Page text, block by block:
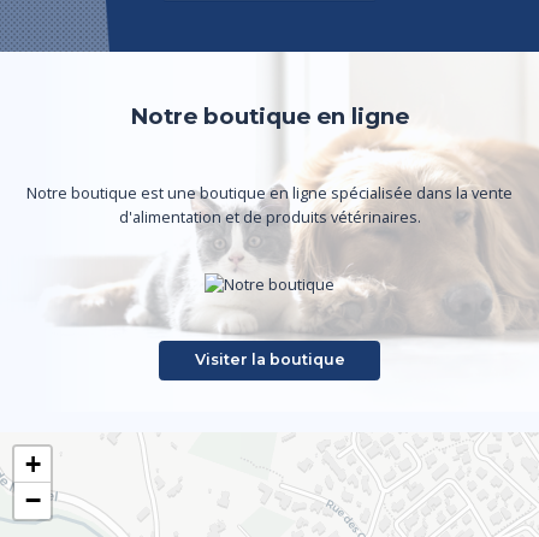
Notre boutique en ligne
Notre boutique est une boutique en ligne spécialisée dans la vente
d'alimentation et de produits vétérinaires.
Visiter la boutique
+
−